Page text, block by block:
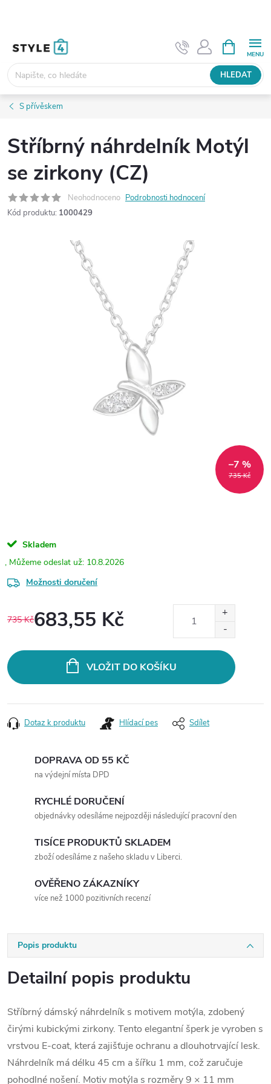
HLEDAT
NÁKUPNÍ
KOŠÍK
S přívěskem
Stříbrný náhrdelník Motýl
se zirkony (CZ)
Neohodnoceno Podrobnosti hodnocení
Kód produktu: 1000429
735 Kč
–7 %
Skladem
10.8.2026
Možnosti doručení
735 Kč683,55 Kč
VLOŽIT DO KOŠÍKU
Dotaz k produktu Hlídací pes Sdílet
DOPRAVA OD 55 KČ
na výdejní místa DPD
RYCHLÉ DORUČENÍ
objednávky odesíláme nejpozději následující pracovní den
TISÍCE PRODUKTŮ SKLADEM
zboží odesíláme z našeho skladu v Liberci.
OVĚŘENO ZÁKAZNÍKY
více než 1000 pozitivních recenzí
Popis produktu
Detailní popis produktu
Stříbrný dámský náhrdelník s motivem motýla, zdobený
čirými kubickými zirkony. Tento elegantní šperk je vyroben s
vrstvou E-coat, která zajišťuje ochranu a dlouhotrvající lesk.
Náhrdelník má délku 45 cm a šířku 1 mm, což zaručuje
pohodlné nošení. Motiv motýla s rozměry 9 × 11 mm